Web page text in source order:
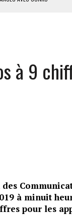
D’ORMUZ
EN 20 ANS
à 9
à minuit
pour les